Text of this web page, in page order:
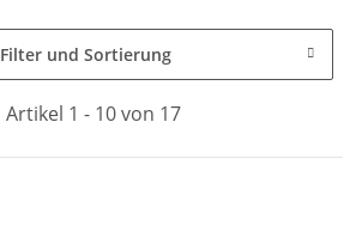
Filter und Sortierung
Artikel 1 - 10 von 17